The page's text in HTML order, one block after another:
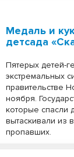
Медаль и
детсада
Пятерых детей-
экстремальных
правительстве
ноября.
которые спасли
вытаскивали из
пропавших.